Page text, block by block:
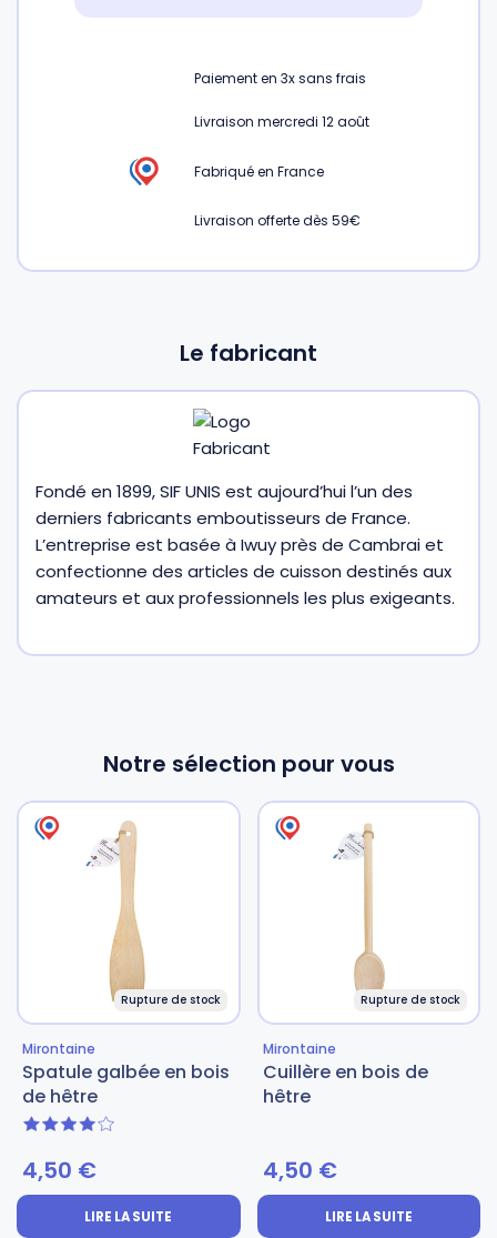
Couteaux de poche
Paiement en 3xsans frais
Livraison mercredi 12 août
Fabriqué en France
Livraison offerte dès 59€
Le fabricant
Fondé en 1899, SIF UNIS est aujourd’hui l’un des
derniers fabricants emboutisseurs de France.
L’entreprise est basée à Iwuy près de Cambrai et
confectionne des articles de cuisson destinés aux
amateurs et aux professionnels les plus exigeants.
Notre sélection pour vous
Rupture de stock
Mirontaine
Spatule galbée en bois
de hêtre
4 sur 5
4,50 €
LIRE LA SUITE
Rupture de stock
Mirontaine
Cuillère en bois de
hêtre
4,50 €
LIRE LA SUITE